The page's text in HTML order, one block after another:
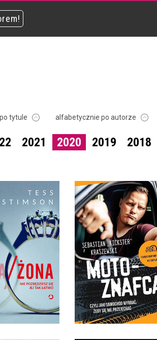
tytule alfabetycznie po autorze
2021 2020 2019 2018
ŻONA
STIMSON
MIĘKKA ZE
ZŁ
MOTOZNAFCA
SEBASTIAN
KRASZEWSKI
OPRAWA MIĘKKA ZE
SKRZYDEŁKAMI
49,90 ZŁ